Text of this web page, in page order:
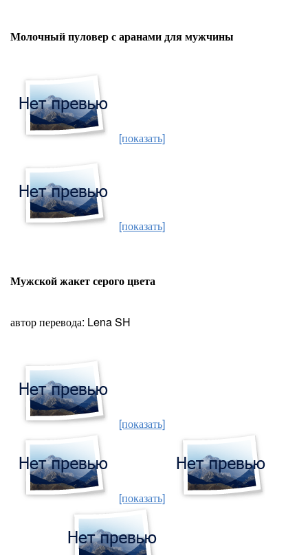
Молочный пуловер с аранами для мужчины
[показать]
[показать]
Мужской жакет серого цвета
автор перевода: Lena SH
[показать]
[показать]